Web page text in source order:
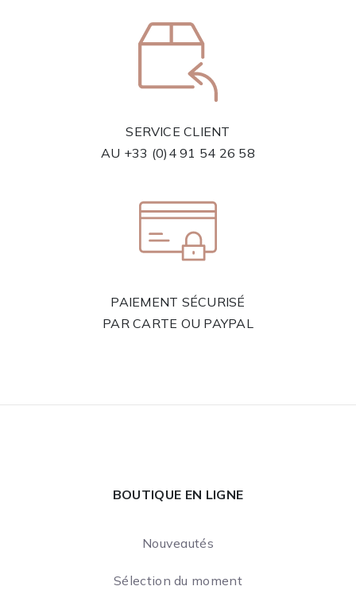
SERVICE CLIENT
AU +33 (0)4 91 54 26 58
PAIEMENT SÉCURISÉ
PAR CARTE OU PAYPAL
BOUTIQUE EN LIGNE
Nouveautés
Sélection du moment